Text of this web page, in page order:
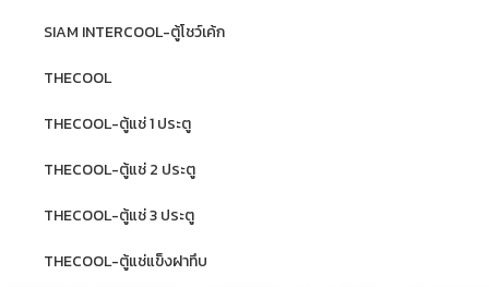
SIAM INTERCOOL-ตู้โชว์เค้ก
THECOOL
THECOOL-ตู้แช่ 1 ประตู
THECOOL-ตู้แช่ 2 ประตู
THECOOL-ตู้แช่ 3 ประตู
THECOOL-ตู้แช่แข็งฝาทึบ